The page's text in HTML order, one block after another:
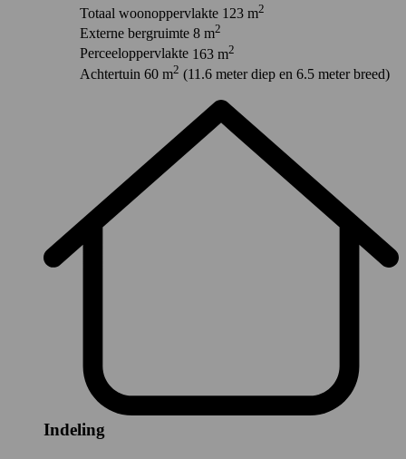
Totaal woonoppervlakte 123 m2
Externe bergruimte 8 m2
Perceeloppervlakte 163 m2
Achtertuin 60 m2 (11.6 meter diep en 6.5 meter breed)
Indeling